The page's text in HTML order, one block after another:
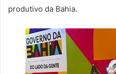
produtivo da Bahia.